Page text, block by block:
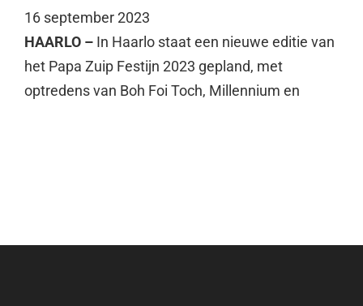
16 september 2023
HAARLO – In Haarlo staat een nieuwe editie van
het Papa Zuip Festijn 2023 gepland, met
optredens van Boh Foi Toch, Millennium en